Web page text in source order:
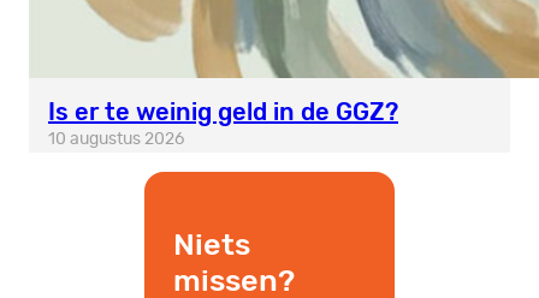
Is er te weinig geld in de GGZ?
10 augustus 2026
Niets
missen?